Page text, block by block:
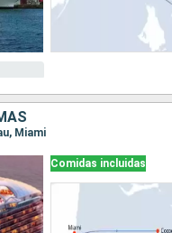
Miami
Comidas incluidas